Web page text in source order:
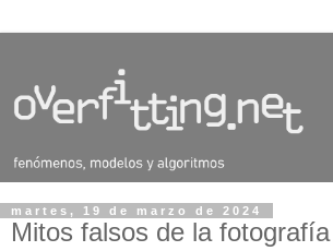
martes, 19 de marzo de 2024
Mitos falsos de la